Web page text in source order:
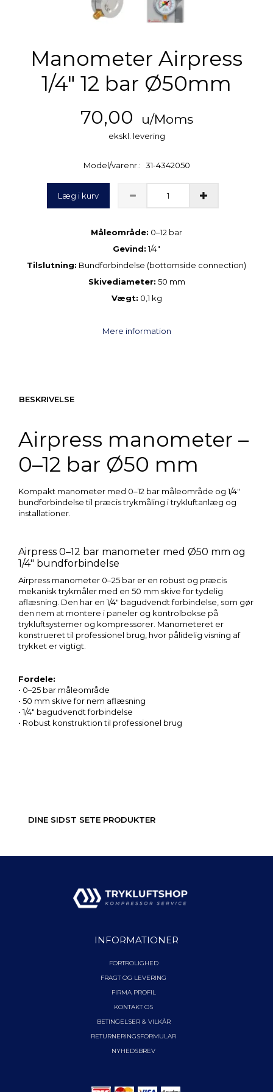
Manometer Airpress
1/4" 12 bar Ø50mm
70,00 u/Moms
ekskl. levering
Model/varenr.: 31-4342050
Læg i kurv
Måleområde: 0–12 bar
Gevind:1/4"
Tilslutning: Bundforbindelse (bottomside connection)
Skivediameter: 50 mm
Vægt: 0,1 kg
Mere information
BESKRIVELSE
Airpress manometer –
0–12 bar Ø50 mm
Kompakt manometer med 0–12 bar måleområde og 1/4"
bundforbindelse til præcis trykmåling i trykluftanlæg og
installationer.
Airpress 0–12 bar manometer med Ø50 mm og
1/4" bundforbindelse
Airpress manometer 0–25 bar er en robust og præcis
mekanisk trykmåler med en 50 mm skive for tydelig
aflæsning. Den har en 1/4" bagudvendt forbindelse, som gør
den nem at montere i paneler og kontrolbokse på
trykluftsystemer og kompressorer. Manometeret er
konstrueret til professionel brug, hvor pålidelig visning af
trykket er vigtigt.
Fordele:
• 0–25 bar måleområde
• 50 mm skive for nem aflæsning
• 1/4" bagudvendt forbindelse
• Robust konstruktion til professionel brug
DINE SIDST SETE PRODUKTER
INFORMATIONER
FORTROLIGHED
FRAGT OG LEVERING
FIRMA PROFIL
KONTAKT OS
BETINGELSER & VILKÅR
RETURNERINGSFORMULAR
NYHEDSBREV